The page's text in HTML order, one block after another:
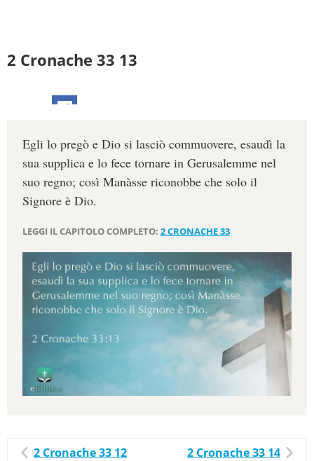
2 Cronache 33 13
Egli lo pregò e Dio si lasciò commuovere, esaudì la
sua supplica e lo fece tornare in Gerusalemme nel
suo regno; così Manàsse riconobbe che solo il
Signore è Dio.
LEGGI IL CAPITOLO COMPLETO: 2 CRONACHE 33
2 Cronache 33 12 2 Cronache 33 14